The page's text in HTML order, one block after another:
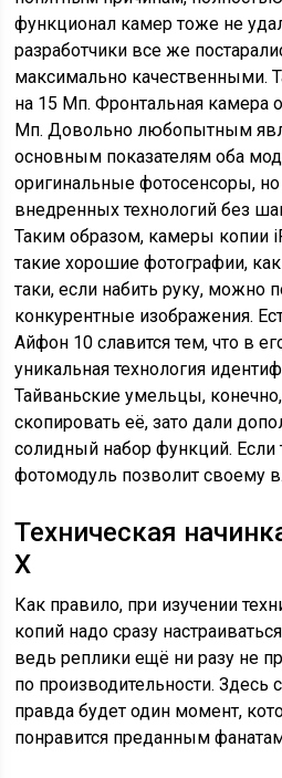
функционал камер тоже не
разработчики все же
максимально качественными.
на 15 Мп. Фронтальная камера
Мп. Довольно любопытным
основным показателям оба
оригинальные фотосенсоры,
внедренных технологий без
Таким образом, камеры копии
такие хорошие фотографии,
таки, если набить руку, можно
конкурентные изображения.
Айфон 10 славится тем, что в
уникальная технология
Тайваньские умельцы,
скопировать её, зато дали
солидный набор функций. Если
фотомодуль позволит своему
Техническая
X
Как правило, при изучении
копий надо сразу
ведь реплики ещё ни разу не
по производительности. Здесь
правда будет один момент,
понравится преданным